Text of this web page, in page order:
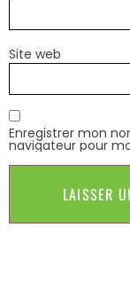
Site web
Enregistrer mon
navigateur pour